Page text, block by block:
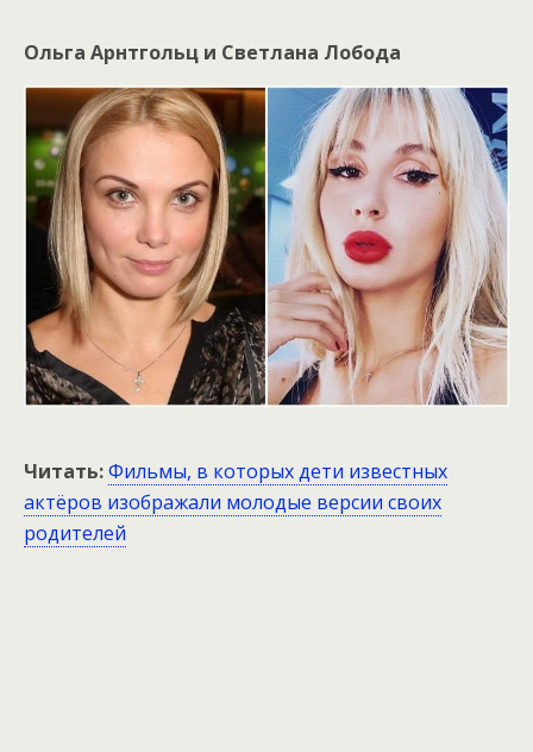
Ольга Арнтгольц и Светлана Лобода
Читать:Фильмы, в которых дети известных
актёров изображали молодые версии своих
родителей